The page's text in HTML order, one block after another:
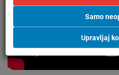
Samo
Upravljaj